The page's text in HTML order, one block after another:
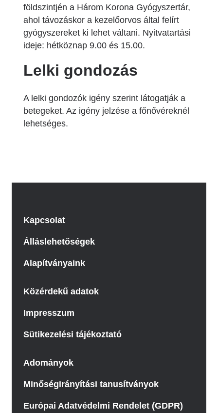
földszintjén a Három Korona Gyógyszertár,
ahol távozáskor a kezelőorvos által felírt
gyógyszereket ki lehet váltani. Nyitvatartási
ideje: hétköznap 9.00 és 15.00.
Lelki gondozás
A lelki gondozók igény szerint látogatják a
betegeket. Az igény jelzése a főnővéreknél
lehetséges.
Kapcsolat
Álláslehetőségek
Alapítványaink
Közérdekű adatok
Impresszum
Sütikezelési tájékoztató
Adományok
Minőségirányítási tanusítványok
Európai Adatvédelmi Rendelet (GDPR)